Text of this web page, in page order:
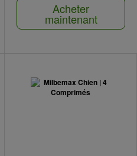
Acheter
maintenant